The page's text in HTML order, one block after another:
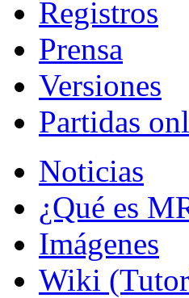
Registros
Prensa
Versiones
Partidas
Noticias
¿Qué es
Imágenes
Wiki